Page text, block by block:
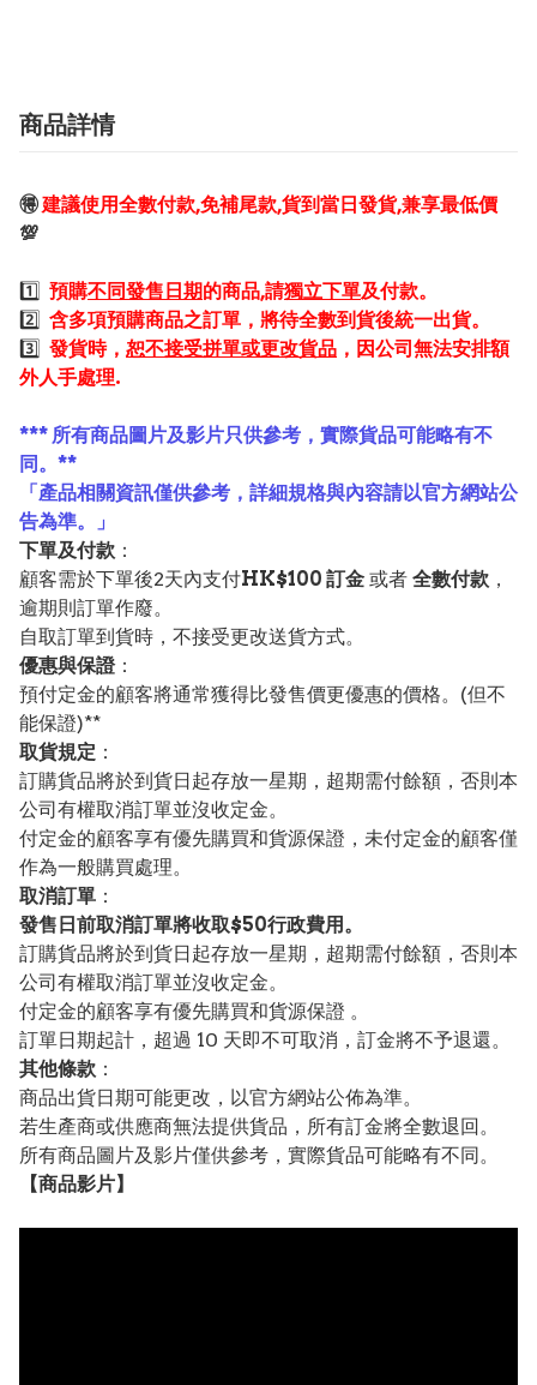
商品詳情
🉐建議使用全數付款,免補尾款,貨到當日發貨,兼享最低價
💯
1️⃣ 預購不同發售日期的商品,請獨立下單及付款。
2️⃣ 含多項預購商品之訂單，將待全數到貨後統一出貨。
3️⃣ 發貨時， 恕不接受拼單或更改貨品 ，因公司無法安排額
外人手處理.
*** 所有商品圖片及影片只供參考，實際貨品可能略有不
同。**
「產品相關資訊僅供參考，詳細規格與內容請以官方網站公
告為準。」
下單及付款 ：
顧客需於下單後2天內支付HK$100 訂金 或者 全數付款 ，
逾期則訂單作廢。
自取訂單到貨時，不接受更改送貨方式。
優惠與保證：
預付定金的顧客將通常獲得比發售價更優惠的價格。(但不
能保證)**
取貨規定 ：
訂購貨品將於到貨日起存放一星期，超期需付餘額，否則本
公司有權取消訂單並沒收定金。
付定金的顧客享有優先購買和貨源保證，未付定金的顧客僅
作為一般購買處理。
取消訂單 ：
發售日前取消訂單將收取$50行政費用。
訂購貨品將於到貨日起存放一星期，超期需付餘額，否則本
公司有權取消訂單並沒收定金。
付定金的顧客享有優先購買和貨源保證 。
訂單日期起計，超過 10 天即不可取消，訂金將不予退還。
其他條款 ：
商品出貨日期可能更改，以官方網站公佈為準。
若生產商或供應商無法提供貨品，所有訂金將全數退回。
所有商品圖片及影片僅供參考，實際貨品可能略有不同。
【商品影片】